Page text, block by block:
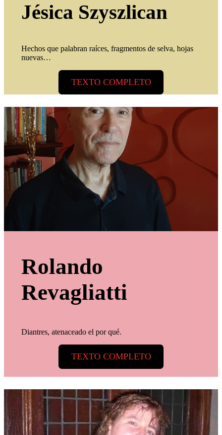
Jésica Szyszlican
Hechos que palabran raíces, fragmentos de selva, hojas
nuevas…
TEXTO COMPLETO
Rolando
Revagliatti
Diantres, atenaceado el por qué.
TEXTO COMPLETO